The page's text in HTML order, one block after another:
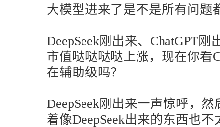
大模型进来了是不是所有问题
DeepSeek刚出来、ChatGPT
市值哒哒哒哒上涨，现在你看
在辅助级吗？
DeepSeek刚出来一声惊呼，
着像DeepSeek出来的东西也